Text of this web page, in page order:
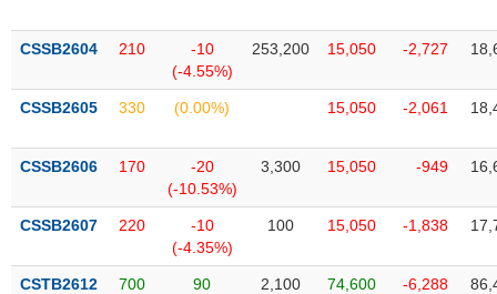
CSSB2604 210
-10
(-4.55%)
253,200 15,050 -2,727
CSSB2605 330 (0.00%) 15,050 -2,061
CSSB2606 170
-20
(-10.53%)
3,300 15,050 -949
CSSB2607 220
-10
(-4.35%)
100 15,050 -1,838
CSTB2612 700
90
2,100 74,600 -6,288
TIN
VỤ